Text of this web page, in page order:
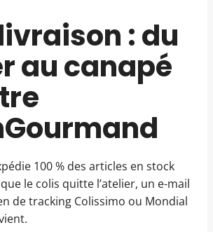
: du
au canapé
100 % des articles en stock
le colis quitte l’atelier, un e-mail
de tracking Colissimo ou Mondial